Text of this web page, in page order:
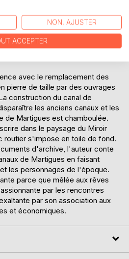
l'objet de chicaneries
notamment les
la Communauté de Martigues.
avec le remplacement des
pierre de taille par des ouvrages
construction du canal de
les anciens canaux et les
de Martigues est chamboulée.
dans le paysage du Miroir
routier s'impose en toile de fond.
d'archive, l'auteur conte
de Martigues en faisant
les personnages de l'époque.
parce que mêlée aux rêves
par les rencontres
par son association aux
et économiques.
NON, AJUSTER
ACCEPTER